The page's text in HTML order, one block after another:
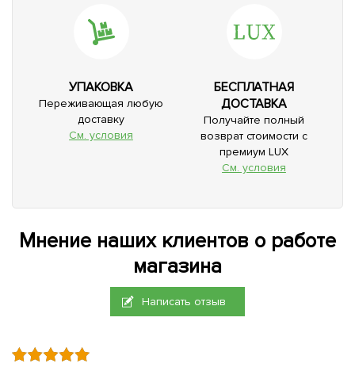
УПАКОВКА
Переживающая любую
доставку
См. условия
БЕСПЛАТНАЯ
ДОСТАВКА
Получайте полный
возврат стоимости с
премиум LUX
См. условия
Мнение наших клиентов о работе
магазина
Написать отзыв